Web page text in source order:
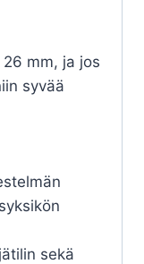
mm, ja jos
syvää
sekä